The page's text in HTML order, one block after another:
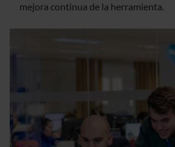
mejora continua de la herramienta.